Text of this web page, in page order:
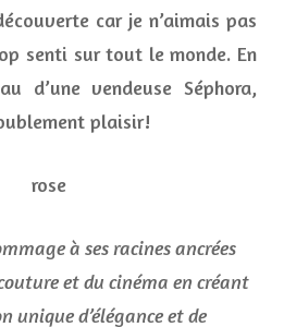
car je n’aimais pas
senti sur tout le monde. En
d’une vendeuse Séphora,
plaisir!
à ses racines ancrées
et du cinéma en créant
unique d’élégance et de